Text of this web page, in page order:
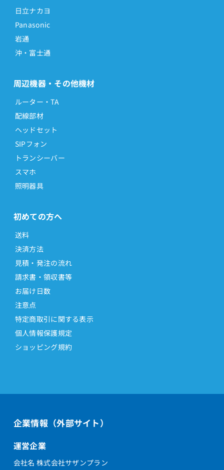
日立ナカヨ
Panasonic
岩通
沖・富士通
周辺機器・その他機材
ルーター・TA
配線部材
ヘッドセット
SIPフォン
トランシーバー
スマホ
照明器具
初めての方へ
送料
決済方法
見積・発注の流れ
請求書・領収書等
お届け日数
注意点
特定商取引に関する表示
個人情報保護規定
ショッピング規約
企業情報（外部サイト）
運営企業
会社名 株式会社サザンプラン